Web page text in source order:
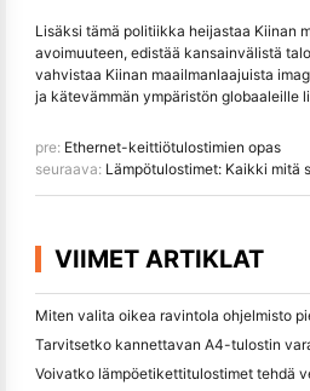
Lisäksi tämä politiikka heijastaa Kiinan
avoimuuteen, edistää kansainvälistä
vahvistaa Kiinan maailmanlaajuista
ja kätevämmän ympäristön globaaleille
pre: Ethernet-keittiötulostimien opas
seuraava: Lämpötulostimet: Kaikki mitä
VIIMET ARTIKLAT